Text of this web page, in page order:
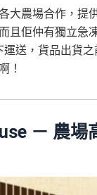
大農場合作，提
且佢仲有獨立急
送，貨品出貨
！
－ 農場